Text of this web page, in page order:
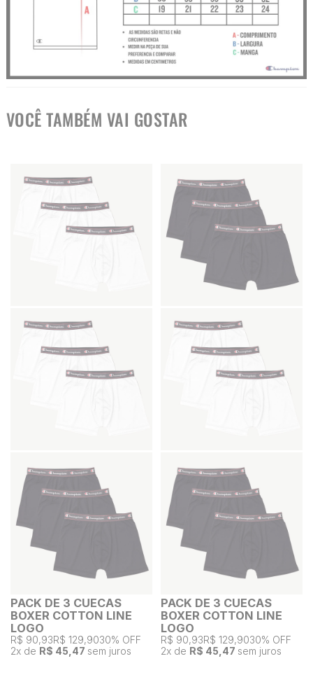
VOCÊ TAMBÉM VAI GOSTAR
PACK DE 3 CUECAS
BOXER COTTON LINE
LOGO
R$ 90,93R$ 129,9030% OFF
2x de R$ 45,47 sem juros
PACK DE 3 CUECAS
BOXER COTTON LINE
LOGO
R$ 90,93R$ 129,9030% OFF
2x de R$ 45,47 sem juros